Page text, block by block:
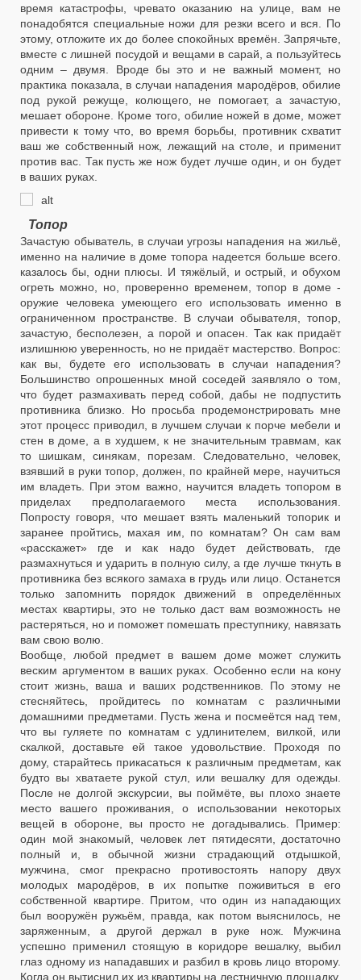
время катастрофы, чревато оказанию на улице, вам не
понадобятся специальные ножи для резки всего и вся. По
этому, отложите их до более спокойных времён. Запрячьте,
вместе с лишней посудой и вещами в сарай, а пользуйтесь
одним – двумя. Вроде бы это и не важный момент, но
практика показала, в случаи нападения мародёров, обилие
под рукой режуще, колющего, не помогает, а зачастую,
мешает обороне. Кроме того, обилие ножей в доме, может
привести к тому что, во время борьбы, противник схватит
ваш же собственный нож, лежащий на столе, и применит
против вас. Так пусть же нож будет лучше один, и он будет
в ваших руках.
Топор
Зачастую обыватель, в случаи угрозы нападения на жильё,
именно на наличие в доме топора надеется больше всего.
казалось бы, одни плюсы. И тяжёлый, и острый, и обухом
огреть можно, но, проверенно временем, топор в доме -
оружие человека умеющего его использовать именно в
ограниченном пространстве. В случаи обывателя, топор,
зачастую, бесполезен, а порой и опасен. Так как придаёт
излишнюю уверенность, но не придаёт мастерство. Вопрос:
как вы, будете его использовать в случаи нападения?
Большинство опрошенных мной соседей заявляло о том,
что будет размахивать перед собой, дабы не подпустить
противника близко. Но просьба продемонстрировать мне
этот процесс приводил, в лучшем случаи к порче мебели и
стен в доме, а в худшем, к не значительным травмам, как
то шишкам, синякам, порезам. Следовательно, человек,
взявший в руки топор, должен, по крайней мере, научиться
им владеть. При этом важно, научится владеть топором в
приделах предполагаемого места использования.
Попросту говоря, что мешает взять маленький топорик и
заранее пройтись, махая им, по комнатам? Он сам вам
«расскажет» где и как надо будет действовать, где
размахнуться и ударить в полную силу, а где лучше ткнуть в
противника без всякого замаха в грудь или лицо. Останется
только запомнить порядок движений в определённых
местах квартиры, это не только даст вам возможность не
растеряться, но и поможет помешать преступнику, навязать
вам свою волю.
Вообще, любой предмет в вашем доме может служить
веским аргументом в ваших руках. Особенно если на кону
стоит жизнь, ваша и ваших родственников. По этому не
стесняйтесь, пройдитесь по комнатам с различными
домашними предметами. Пусть жена и посмеётся над тем,
что вы гуляете по комнатам с удлинителем, вилкой, или
скалкой, доставьте ей такое удовольствие. Проходя по
дому, старайтесь прикасаться к различным предметам, как
будто вы хватаете рукой стул, или вешалку для одежды.
После не долгой экскурсии, вы поймёте, вы плохо знаете
место вашего проживания, о использовании некоторых
вещей в обороне, вы просто не догадывались. Пример:
один мой знакомый, человек лет пятидесяти, достаточно
полный и, в обычной жизни страдающий отдышкой,
мужчина, смог прекрасно противостоять напору двух
молодых мародёров, в их попытке поживиться в его
собственной квартире. Притом, что один из нападающих
был вооружён ружьём, правда, как потом выяснилось, не
заряженным, а другой держал в руке нож. Мужчина
успешно применил стоящую в коридоре вешалку, выбил
глаз одному из нападавших и разбил в кровь лицо второму.
Когда он вытиснил их из квартиры на лестничную площадку,